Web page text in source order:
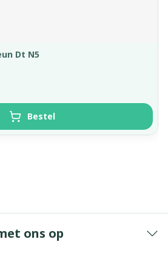
Dt N5
Bestel
ons op